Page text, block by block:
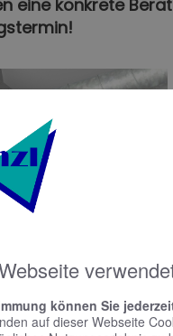
eine konkrete
können Sie
auf dieser Webseite